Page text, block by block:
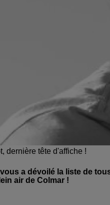
dernière tête d'affiche !
a dévoilé la liste de
air de Colmar !